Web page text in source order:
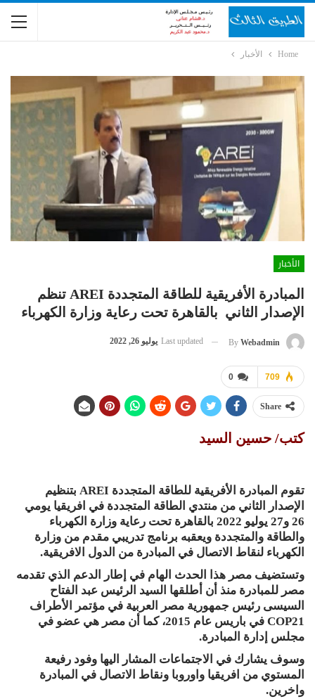
Home الأخبار
الأخبار
المبادرة الأفريقية للطاقة المتجددة AREI تنظم
الإصدار الثاني بالقاهرة تحت رعاية وزارة الكهرباء
By Webadmin
Last updated يوليو 26, 2022
0 709
Share
كتب/ حسين السيد
تقوم المبادرة الأفريقية للطاقة المتجددة AREI بتنظيم
الإصدار الثاني من منتدي الطاقة المتجددة في افريقيا يومي
26 و27 يوليو 2022 بالقاهرة تحت رعاية وزارة الكهرباء
والطاقة والمتجددة ويعقبه برنامج تدريبي مقدم من وزارة
الكهرباء لنقاط الاتصال في المبادرة من الدول الافريقية.
وتستضيف مصر هذا الحدث الهام في إطار الدعم الذي تقدمه
مصر للمبادرة منذ أن أطلقها السيد الرئيس عبد الفتاح
السيسى رئيس جمهورية مصر العربية في مؤتمر الأطراف
COP21 في باريس عام 2015، كما أن مصر هي عضو في
مجلس إدارة المبادرة.
وسوف يشارك في الاجتماعات المشار اليها وفود رفيعة
المستوي من افريقيا واوروبا ونقاط الاتصال في المبادرة
واخرين.